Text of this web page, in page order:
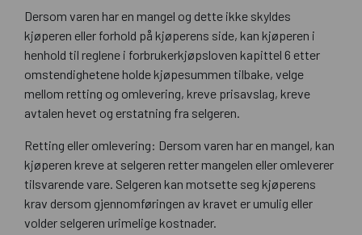
Dersom varen har en mangel og dette ikke skyldes
kjøperen eller forhold på kjøperens side, kan kjøperen i
henhold til reglene i forbrukerkjøpsloven kapittel 6 etter
omstendighetene holde kjøpesummen tilbake, velge
mellom retting og omlevering, kreve prisavslag, kreve
avtalen hevet og erstatning fra selgeren.
Retting eller omlevering: Dersom varen har en mangel, kan
kjøperen kreve at selgeren retter mangelen eller omleverer
tilsvarende vare. Selgeren kan motsette seg kjøperens
krav dersom gjennomføringen av kravet er umulig eller
volder selgeren urimelige kostnader.